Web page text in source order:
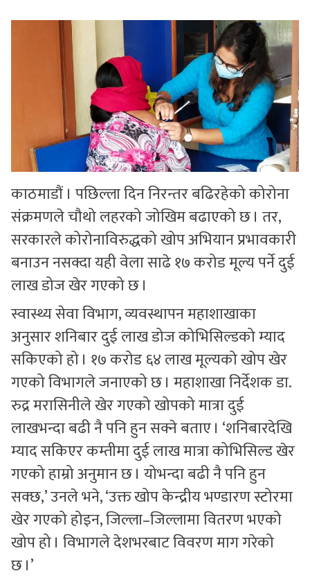
काठमाडौं । पछिल्ला दिन निरन्तर बढिरहेको कोरोना
संक्रमणले चौथो लहरको जोखिम बढाएको छ । तर,
सरकारले कोरोनाविरुद्धको खोप अभियान प्रभावकारी
बनाउन नसक्दा यही वेला साढे १७ करोड मूल्य पर्ने दुई
लाख डोज खेर गएको छ ।
स्वास्थ्य सेवा विभाग, व्यवस्थापन महाशाखाका
अनुसार शनिबार दुई लाख डोज कोभिसिल्डको म्याद
सकिएको हो । १७ करोड ६४ लाख मूल्यको खोप खेर
गएको विभागले जनाएको छ । महाशाखा निर्देशक डा.
रुद्र मरासिनीले खेर गएको खोपको मात्रा दुई
लाखभन्दा बढी नै पनि हुन सक्ने बताए । ‘शनिबारदेखि
म्याद सकिएर कम्तीमा दुई लाख मात्रा कोभिसिल्ड खेर
गएको हाम्रो अनुमान छ । योभन्दा बढी नै पनि हुन
सक्छ,’ उनले भने, ‘उक्त खोप केन्द्रीय भण्डारण स्टोरमा
खेर गएको होइन, जिल्ला–जिल्लामा वितरण भएको
खोप हो । विभागले देशभरबाट विवरण माग गरेको
छ ।’